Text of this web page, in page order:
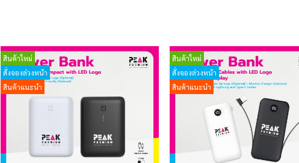
สินค้าใหม่
สั่งจองล่วงหน้า
สินค้าแนะนำ
สินค้าใหม่
สั่งจองล่วงหน้า
สินค้าแนะนำ